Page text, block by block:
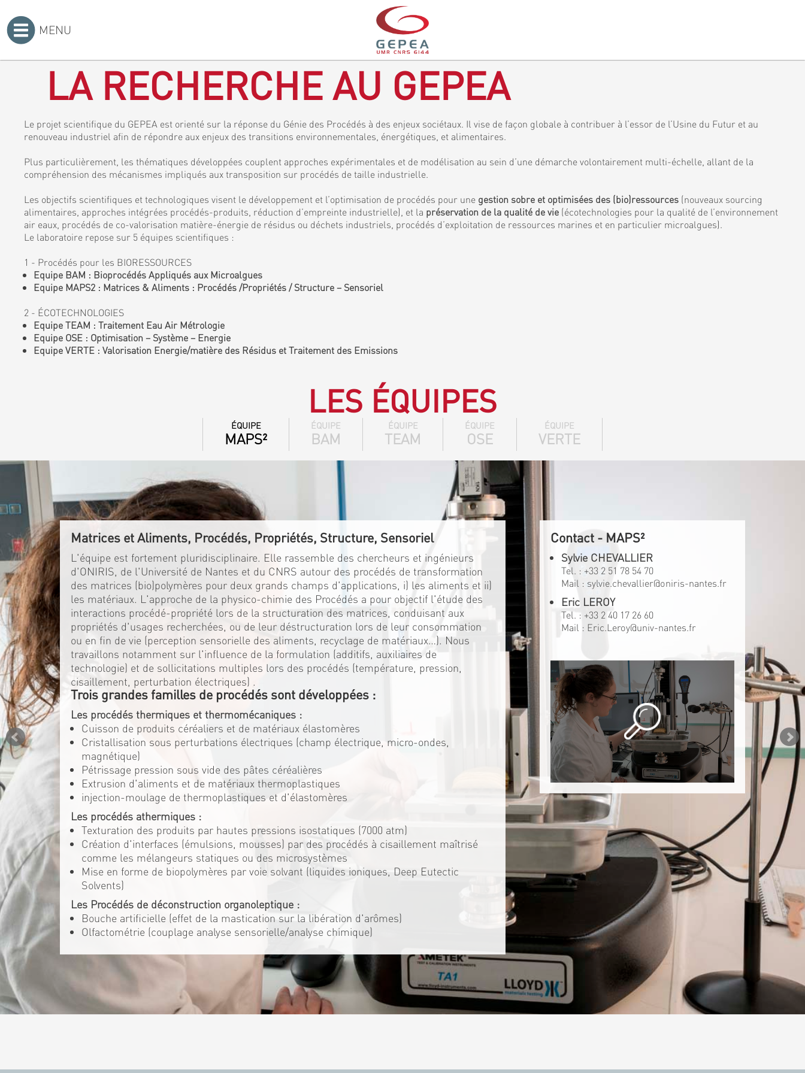
MENU
LA RECHERCHE AU GEPEA
Le projet scientifique du GEPEA est orienté sur la réponse du Génie des Procédés à des enjeux sociétaux. Il vise de façon globale à contribuer à l’essor de l’Usine du Futur et au
renouveau industriel afin de répondre aux enjeux des transitions environnementales, énergétiques, et alimentaires.
Plus particulièrement, les thématiques développées couplent approches expérimentales et de modélisation au sein d’une démarche volontairement multi-échelle, allant de la
compréhension des mécanismes impliqués aux transposition sur procédés de taille industrielle.
Les objectifs scientifiques et technologiques visent le développement et l’optimisation de procédés pour une gestion sobre et optimisées des (bio)ressources (nouveaux sourcing
alimentaires, approches intégrées procédés-produits, réduction d’empreinte industrielle), et la préservation de la qualité de vie (écotechnologies pour la qualité de l’environnement
air eaux, procédés de co-valorisation matière-énergie de résidus ou déchets industriels, procédés d’exploitation de ressources marines et en particulier microalgues).
Le laboratoire repose sur 5 équipes scientifiques :
1 - Procédés pour les BIORESSOURCES
Equipe BAM : Bioprocédés Appliqués aux Microalgues
Equipe MAPS2 : Matrices & Aliments : Procédés /Propriétés / Structure – Sensoriel
2 - ÉCOTECHNOLOGIES
Equipe TEAM : Traitement Eau Air Métrologie
Equipe OSE : Optimisation – Système – Energie
Equipe VERTE : Valorisation Energie/matière des Résidus et Traitement des Emissions
LES ÉQUIPES
ÉQUIPE
MAPS²
ÉQUIPE
BAM
ÉQUIPE
TEAM
ÉQUIPE
OSE
ÉQUIPE
VERTE
Matrices et Aliments, Procédés, Propriétés, Structure, Sensoriel
L'équipe est fortement pluridisciplinaire. Elle rassemble des chercheurs et ingénieurs
d'ONIRIS, de l'Université de Nantes et du CNRS autour des procédés de transformation
des matrices (bio)polymères pour deux grands champs d'applications, i) les aliments et ii)
les matériaux. L'approche de la physico-chimie des Procédés a pour objectif l'étude des
interactions procédé-propriété lors de la structuration des matrices, conduisant aux
propriétés d'usages recherchées, ou de leur déstructuration lors de leur consommation
ou en fin de vie (perception sensorielle des aliments, recyclage de matériaux…). Nous
travaillons notamment sur l'influence de la formulation (additifs, auxiliaires de
technologie) et de sollicitations multiples lors des procédés (température, pression,
cisaillement, perturbation électriques) .
Trois grandes familles de procédés sont développées :
Les procédés thermiques et thermomécaniques :
Cuisson de produits céréaliers et de matériaux élastomères
Cristallisation sous perturbations électriques (champ électrique, micro-ondes,
magnétique)
Pétrissage pression sous vide des pâtes céréalières
Extrusion d'aliments et de matériaux thermoplastiques
injection-moulage de thermoplastiques et d'élastomères
Les procédés athermiques :
Texturation des produits par hautes pressions isostatiques (7000 atm)
Création d'interfaces (émulsions, mousses) par des procédés à cisaillement maîtrisé
comme les mélangeurs statiques ou des microsystèmes
Mise en forme de biopolymères par voie solvant (liquides ioniques, Deep Eutectic
Solvents)
Les Procédés de déconstruction organoleptique :
Bouche artificielle (effet de la mastication sur la libération d'arômes)
Olfactométrie (couplage analyse sensorielle/analyse chimique)
Contact - MAPS²
Sylvie CHEVALLIER
Tel. : +33 2 51 78 54 70
Mail : sylvie.chevallier@oniris-nantes.fr
Eric LEROY
Tel. : +33 2 40 17 26 60
Mail : Eric.Leroy@univ-nantes.fr